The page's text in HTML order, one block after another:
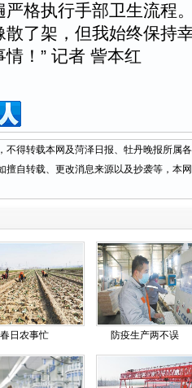
格执行手部卫生流程
散了架，但我始终保持
！” 记者 訾本红
得转载本网及菏泽日报、牡丹晚报所属
擅自转载、更改消息来源以及抄袭等，本
春日农事忙 防疫生产两不误